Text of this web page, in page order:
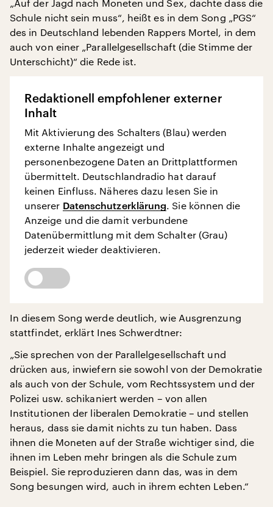
„Auf der Jagd nach Moneten und Sex, dachte dass die
Schule nicht sein muss“, heißt es in dem Song „PGS“
des in Deutschland lebenden Rappers Mortel, in dem
auch von einer „Parallelgesellschaft (die Stimme der
Unterschicht)“ die Rede ist.
Redaktionell empfohlener externer
Inhalt
Mit Aktivierung des Schalters (Blau) werden
externe Inhalte angezeigt und
personenbezogene Daten an Drittplattformen
übermittelt. Deutschlandradio hat darauf
keinen Einfluss. Näheres dazu lesen Sie in
unserer Datenschutzerklärung. Sie können die
Anzeige und die damit verbundene
Datenübermittlung mit dem Schalter (Grau)
jederzeit wieder deaktivieren.
In diesem Song werde deutlich, wie Ausgrenzung
stattfindet, erklärt Ines Schwerdtner:
„Sie sprechen von der Parallelgesellschaft und
drücken aus, inwiefern sie sowohl von der Demokratie
als auch von der Schule, vom Rechtssystem und der
Polizei usw. schikaniert werden – von allen
Institutionen der liberalen Demokratie – und stellen
heraus, dass sie damit nichts zu tun haben. Dass
ihnen die Moneten auf der Straße wichtiger sind, die
ihnen im Leben mehr bringen als die Schule zum
Beispiel. Sie reproduzieren dann das, was in dem
Song besungen wird, auch in ihrem echten Leben.“